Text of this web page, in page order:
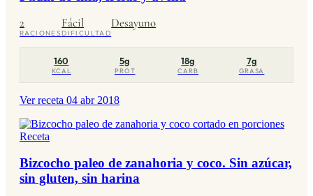
2
RACIONES
Fácil
DIFICULTAD
Desayuno
160
KCAL
5g
PROT
18g
CARB
7g
GRASA
Ver receta 04 abr 2018
Receta
Bizcocho paleo de zanahoria y coco. Sin azúcar,
sin gluten, sin harina